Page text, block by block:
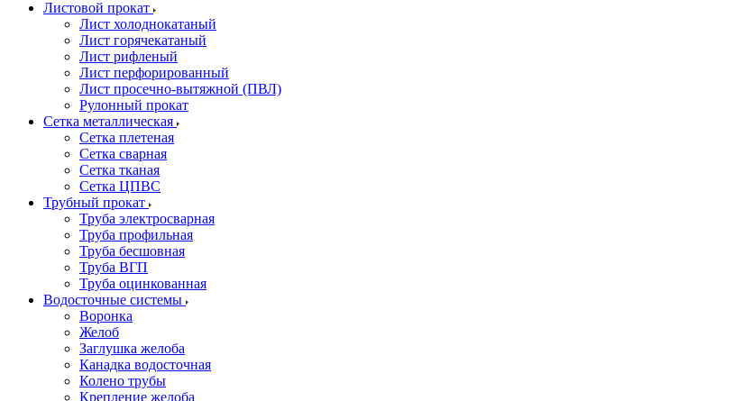
Листовой прокат
Лист холоднокатаный
Лист горячекатаный
Лист рифленый
Лист перфорированный
Лист просечно-вытяжной (ПВЛ)
Рулонный прокат
Сетка металлическая
Сетка плетеная
Сетка сварная
Сетка тканая
Сетка ЦПВС
Трубный прокат
Труба электросварная
Труба профильная
Труба бесшовная
Труба ВГП
Труба оцинкованная
Водосточные системы
Воронка
Желоб
Заглушка желоба
Канадка водосточная
Колено трубы
Крепление желоба